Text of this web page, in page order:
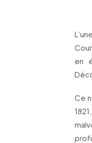
en
Ce